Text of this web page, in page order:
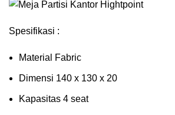
Spesifikasi :
Material Fabric
Dimensi 140 x 130 x 20
Kapasitas 4 seat